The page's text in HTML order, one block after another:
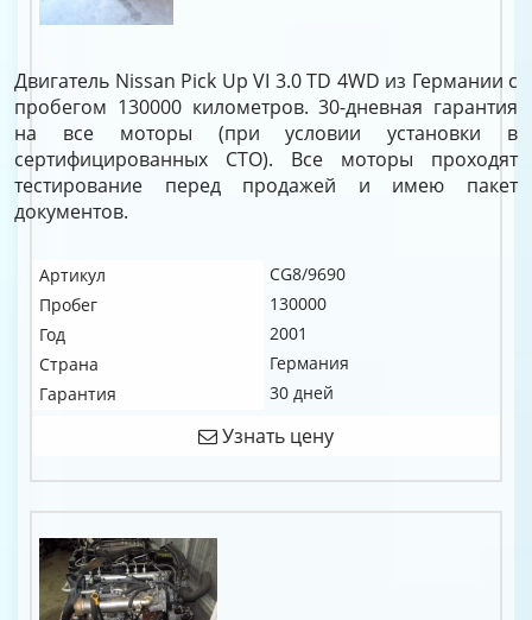
Двигатель Nissan Pick Up VI 3.0 TD 4WD из Германии с
пробегом 130000 километров. 30-дневная гарантия
на все моторы (при условии установки в
сертифицированных СТО). Все моторы проходят
тестирование перед продажей и имею пакет
документов.
Артикул
CG8/9690
Пробег
130000
Год
2001
Страна
Германия
Гарантия
30 дней
Узнать цену